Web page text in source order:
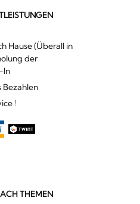
Hause (Überall in
der
In
Bezahlen
!
THEMEN